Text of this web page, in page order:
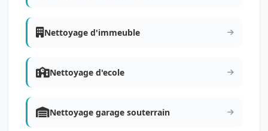
Nettoyage d'immeuble
Nettoyage d'ecole
Nettoyage garage souterrain